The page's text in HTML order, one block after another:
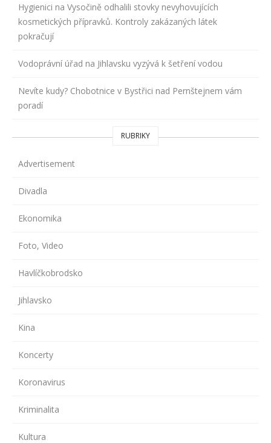
Hygienici na Vysočině odhalili stovky nevyhovujících
kosmetických přípravků. Kontroly zakázaných látek
pokračují
Vodoprávní úřad na Jihlavsku vyzývá k šetření vodou
Nevíte kudy? Chobotnice v Bystřici nad Pernštejnem vám
poradí
RUBRIKY
Advertisement
Divadla
Ekonomika
Foto, Video
Havlíčkobrodsko
Jihlavsko
Kina
Koncerty
Koronavirus
Kriminalita
Kultura